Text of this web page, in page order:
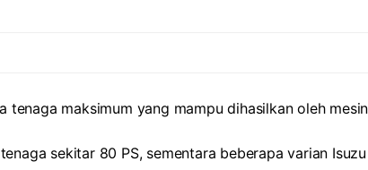
tenaga maksimum yang mampu dihasilkan oleh
sekitar 80 PS, sementara beberapa varian